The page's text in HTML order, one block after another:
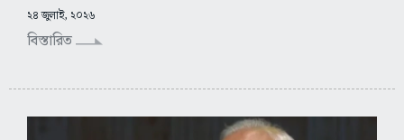
২৪ জুলাই, ২০২৬
বিস্তারিত